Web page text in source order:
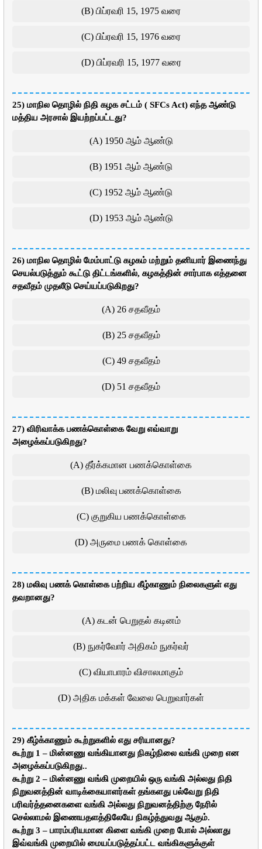
(B) பிப்ரவரி 15, 1975 வரை
(C) பிப்ரவரி 15, 1976 வரை
(D) பிப்ரவரி 15, 1977 வரை
25) மாநில தொழில் நிதி கழக சட்டம் ( SFCs Act) எந்த ஆண்டு
மத்திய அரசால் இயற்றப்பட்டது?
(A) 1950 ஆம் ஆண்டு
(B) 1951 ஆம் ஆண்டு
(C) 1952 ஆம் ஆண்டு
(D) 1953 ஆம் ஆண்டு
26) மாநில தொழில் மேம்பாட்டு கழகம் மற்றும் தனியார் இணைந்து
செயல்படுத்தும் கூட்டு திட்டங்களில், கழகத்தின் சார்பாக எத்தனை
சதவீதம் முதலீடு செய்யப்படுகிறது?
(A) 26 சதவீதம்
(B) 25 சதவீதம்
(C) 49 சதவீதம்
(D) 51 சதவீதம்
27) விரிவாக்க பணக்கொள்கை வேறு எவ்வாறு
அழைக்கப்படுகிறது?
(A) தீர்க்கமான பணக்கொள்கை
(B) மலிவு பணக்கொள்கை
(C) குறுகிய பணக்கொள்கை
(D) அருமை பணக் கொள்கை
28) மலிவு பணக் கொள்கை பற்றிய கீழ்காணும் நிலைகளுள் எது
தவறானது?
(A) கடன் பெறுதல் கடினம்
(B) நுகர்வோர் அதிகம் நுகர்வர்
(C) வியாபாரம் விசாலமாகும்
(D) அதிக மக்கள் வேலை பெறுவார்கள்
29) கீழ்க்காணும் கூற்றுகளில் எது சரியானது?
கூற்று 1 – மின்னணு வங்கியானது நிகழ்நிலை வங்கி முறை என
அழைக்கப்படுகிறது..
கூற்று 2 – மின்னணு வங்கி முறையில் ஒரு வங்கி அல்லது நிதி
நிறுவனத்தின் வாடிக்கையாளர்கள் தங்களது பல்வேறு நிதி
பரிவர்த்தனைகளை வங்கி அல்லது நிறுவனத்திற்கு நேரில்
செல்லாமல் இணையதளத்திலேயே நிகழ்த்துவது ஆகும்.
கூற்று 3 – பாரம்பரியமான கிளை வங்கி முறை போல் அல்லாது
இவ்வங்கி முறையில் மையப்படுத்தப்பட்ட வங்கிகளுக்குள்